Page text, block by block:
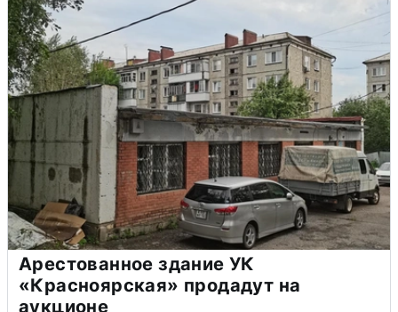
Арестованное здание УК
«Красноярская» продадут на
аукционе